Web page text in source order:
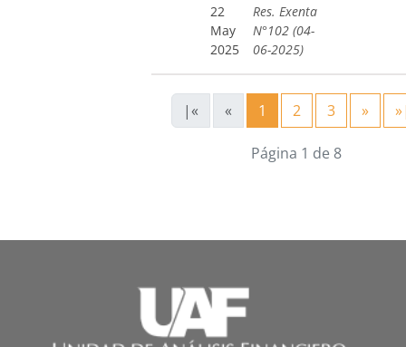
22
May
2025
Res. Exenta
N°102 (04-
06-2025)
|« « 1 2 3 »
Página 1 de 8